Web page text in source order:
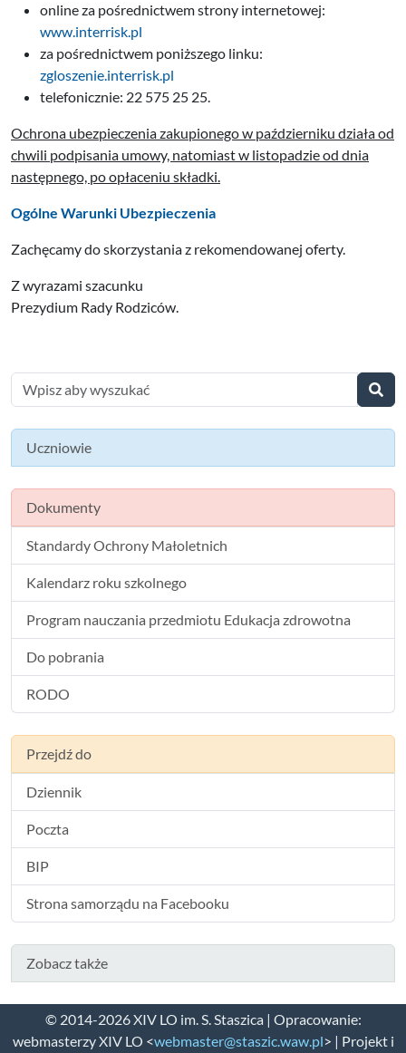
online za pośrednictwem strony internetowej:
www.interrisk.pl
za pośrednictwem poniższego linku:
zgloszenie.interrisk.pl
telefonicznie: 22 575 25 25.
Ochrona ubezpieczenia zakupionego w październiku działa od
chwili podpisania umowy, natomiast w listopadzie od dnia
następnego, po opłaceniu składki.
Ogólne Warunki Ubezpieczenia
Zachęcamy do skorzystania z rekomendowanej oferty.
Z wyrazami szacunku
Prezydium Rady Rodziców.
Uczniowie
Dokumenty
Standardy Ochrony Małoletnich
Kalendarz roku szkolnego
Program nauczania przedmiotu Edukacja zdrowotna
Do pobrania
RODO
Przejdź do
Dziennik
Poczta
BIP
Strona samorządu na Facebooku
Zobacz także
© 2014-2026 XIV LO im. S. Staszica | Opracowanie:
webmasterzy XIV LO <webmaster@staszic.waw.pl> | Projekt i